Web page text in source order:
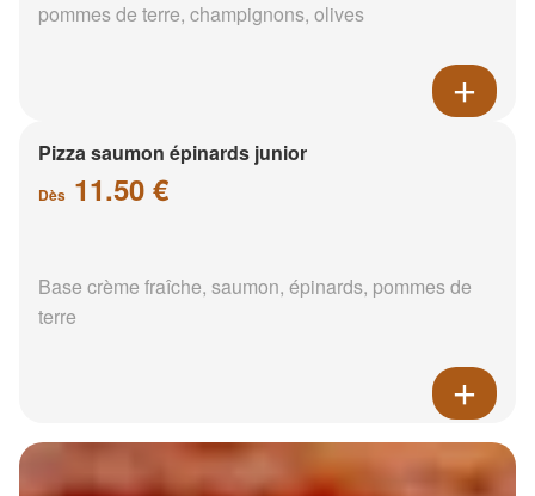
pommes de terre, champignons, olives
Pizza saumon épinards junior
Dès 11.50 €
Base crème fraîche, saumon, épinards, pommes de
terre